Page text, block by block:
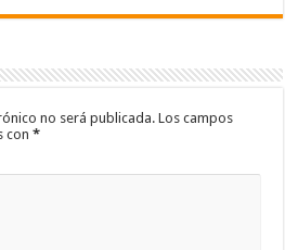
no será publicada. Los campos
con*